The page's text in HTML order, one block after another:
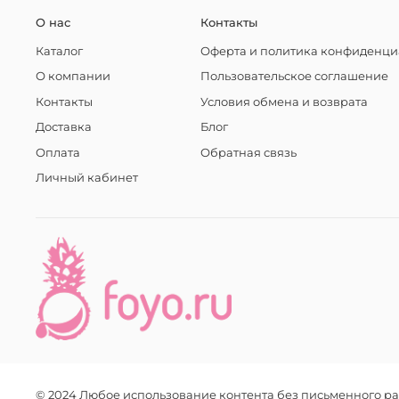
О нас
Каталог
О компании
Контакты
Доставка
Оплата
Личный кабинет
Контакты
Оферта и политика
Пользовательское соглашение
Условия обмена и возврата
Блог
Обратная связь
© 2024 Любое использование контента без письменного